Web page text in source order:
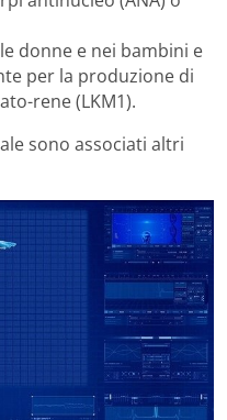
donne e nei bambini e
per la produzione di
rene (LKM1).
sono associati altri